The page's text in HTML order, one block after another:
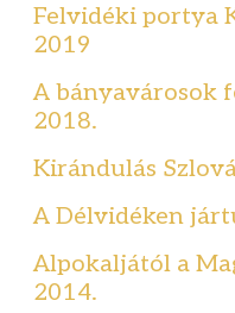
Felvidéki portya
2019
A bányavárosok
2018.
Kirándulás
A Délvidéken
Alpokaljától a
2014.